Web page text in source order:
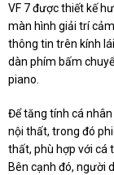
VF 7 được thiết kế
màn hình giải trí
thông tin trên kính
dàn phím bấm
piano.
Để tăng tính cá
nội thất, trong đó
thất, phù hợp với cá
Bên cạnh đó, người